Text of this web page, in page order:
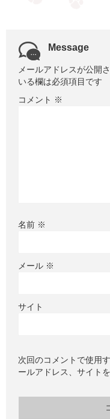
Message
メールアドレスが公開
いる欄は必須項目です
コメント ※
名前 ※
メール ※
サイト
次回のコメントで使用
ールアドレス、サイトを